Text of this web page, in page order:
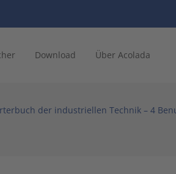
Download Über Acolada
der industriellen Technik – 4